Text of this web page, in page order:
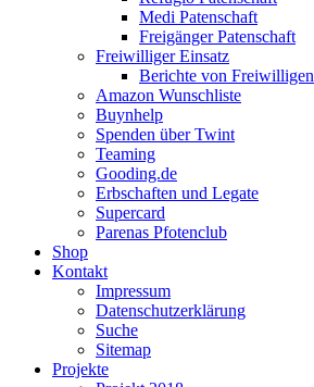
Medi Patenschaft
Freigänger Patenschaft
Freiwilliger Einsatz
Berichte von Freiwilligen
Amazon Wunschliste
Buynhelp
Spenden über Twint
Teaming
Gooding.de
Erbschaften und Legate
Supercard
Parenas Pfotenclub
Shop
Kontakt
Impressum
Datenschutzerklärung
Suche
Sitemap
Projekte